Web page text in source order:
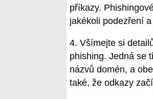
příkazy.
jakékoli podezření
4. Všímejte si
phishing. Jedná se
názvů domén, a
také, že odkazy